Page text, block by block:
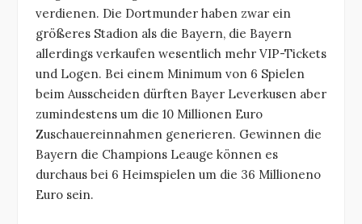
verdienen. Die Dortmunder haben zwar ein
größeres Stadion als die Bayern, die Bayern
allerdings verkaufen wesentlich mehr VIP-Tickets
und Logen. Bei einem Minimum von 6 Spielen
beim Ausscheiden dürften Bayer Leverkusen aber
zumindestens um die 10 Millionen Euro
Zuschauereinnahmen generieren. Gewinnen die
Bayern die Champions Leauge können es
durchaus bei 6 Heimspielen um die 36 Millioneno
Euro sein.